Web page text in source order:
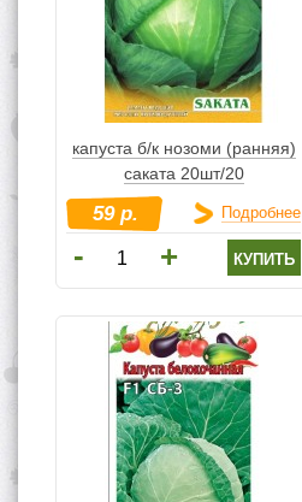
капуста б/к нозоми (ранняя)
саката 20шт/20
59 р. Подробнее
- + купить